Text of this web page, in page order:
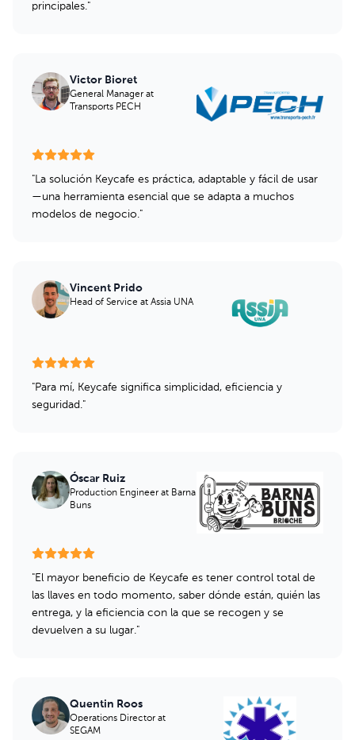
principales."
Victor Bioret
General Manager at
Transports PECH
"La solución Keycafe es práctica, adaptable y fácil de usar
—una herramienta esencial que se adapta a muchos
modelos de negocio."
Vincent Prido
Head of Service at Assia UNA
"Para mí, Keycafe significa simplicidad, eficiencia y
seguridad."
Óscar Ruiz
Production Engineer at Barna
Buns
"El mayor beneficio de Keycafe es tener control total de
las llaves en todo momento, saber dónde están, quién las
entrega, y la eficiencia con la que se recogen y se
devuelven a su lugar."
Quentin Roos
Operations Director at
SEGAM